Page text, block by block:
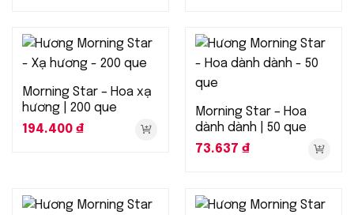
Morning Star – Hoa xạ
hương | 200 que
194.400 ₫
Morning Star – Hoa
dành dành | 50 que
73.637 ₫